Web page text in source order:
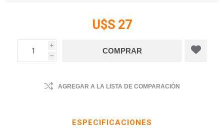
U$S 27
i
h
AGREGAR A LA LISTA DE COMPARACIÓN
ESPECIFICACIONES